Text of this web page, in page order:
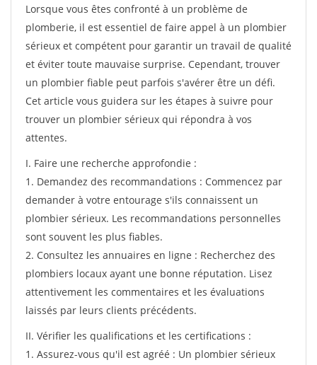
Lorsque vous êtes confronté à un problème de
plomberie, il est essentiel de faire appel à un plombier
sérieux et compétent pour garantir un travail de qualité
et éviter toute mauvaise surprise. Cependant, trouver
un plombier fiable peut parfois s'avérer être un défi.
Cet article vous guidera sur les étapes à suivre pour
trouver un plombier sérieux qui répondra à vos
attentes.
I. Faire une recherche approfondie :
1. Demandez des recommandations : Commencez par
demander à votre entourage s'ils connaissent un
plombier sérieux. Les recommandations personnelles
sont souvent les plus fiables.
2. Consultez les annuaires en ligne : Recherchez des
plombiers locaux ayant une bonne réputation. Lisez
attentivement les commentaires et les évaluations
laissés par leurs clients précédents.
II. Vérifier les qualifications et les certifications :
1. Assurez-vous qu'il est agréé : Un plombier sérieux